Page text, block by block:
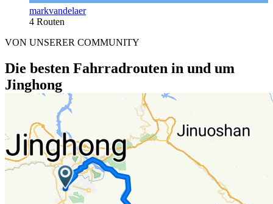
markvandelaer
4 Routen
VON UNSERER COMMUNITY
Die besten Fahrradrouten in und um
Jinghong